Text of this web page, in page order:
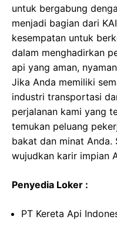
untuk bergabung
menjadi bagian dari
kesempatan untuk
dalam menghadirkan
api yang aman,
Jika Anda memiliki
industri transportasi
perjalanan kami yang
temukan peluang
bakat dan minat Anda.
wujudkan karir impian
Penyedia Loker :
PT Kereta Api